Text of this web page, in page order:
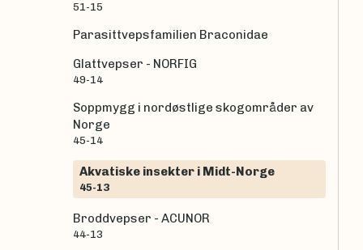
51-15
Parasittvepsfamilien Braconidae
Glattvepser - NORFIG
49-14
Soppmygg i nordøstlige skogområder av
Norge
45-14
Akvatiske insekter i Midt-Norge
45-13
Broddvepser - ACUNOR
44-13